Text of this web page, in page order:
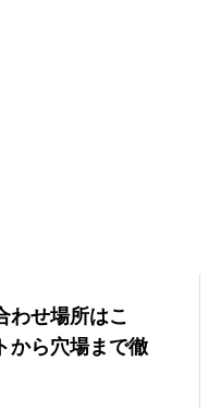
わせ場所はこ
から穴場まで徹